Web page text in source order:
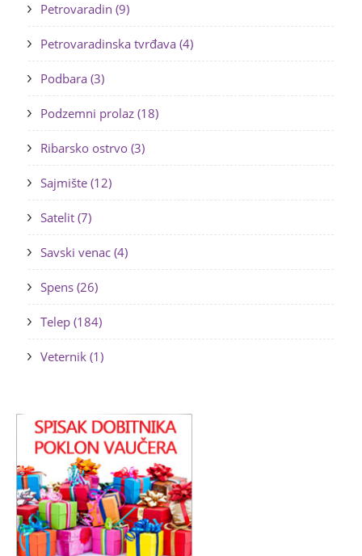
Petrovaradin (9)
Petrovaradinska tvrđava (4)
Podbara (3)
Podzemni prolaz (18)
Ribarsko ostrvo (3)
Sajmište (12)
Satelit (7)
Savski venac (4)
Spens (26)
Telep (184)
Veternik (1)